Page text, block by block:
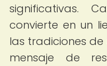
significativas.
convierte en un
las tradiciones
mensaje de